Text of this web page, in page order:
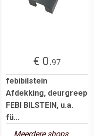
€ 0.97
febibilstein
Afdekking, deurgreep
FEBI BILSTEIN, u.a.
fü...
Meerdere shops